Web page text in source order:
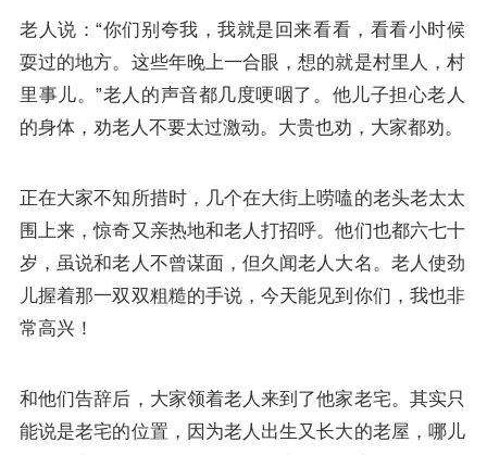
老人说：“你们别夸我，我就是回来看看，看看小时候
耍过的地方。这些年晚上一合眼，想的就是村里人，村
里事儿。”老人的声音都几度哽咽了。他儿子担心老人
的身体，劝老人不要太过激动。大贵也劝，大家都劝。
正在大家不知所措时，几个在大街上唠嗑的老头老太太
围上来，惊奇又亲热地和老人打招呼。他们也都六七十
岁，虽说和老人不曾谋面，但久闻老人大名。老人使劲
儿握着那一双双粗糙的手说，今天能见到你们，我也非
常高兴！
和他们告辞后，大家领着老人来到了他家老宅。其实只
能说是老宅的位置，因为老人出生又长大的老屋，哪儿